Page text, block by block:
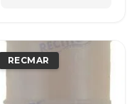
RECMAR